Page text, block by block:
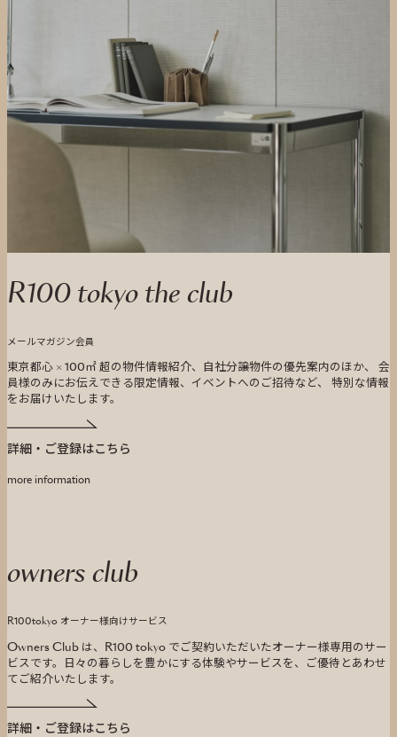
R100 tokyo the club
メールマガジン会員
東京都心 × 100㎡ 超の物件情報紹介、自社分譲物件の優先案内のほか、 会
員様のみにお伝えできる限定情報、イベントへのご招待など、 特別な情報
をお届けいたします。
詳細・ご登録はこちら
more information
owners club
R100tokyo オーナー様向けサービス
Owners Club は、R100 tokyo でご契約いただいたオーナー様専用のサー
ビスです。
日々の暮らしを豊かにする体験やサービスを、ご優待とあわせ
てご紹介いたします。
詳細・ご登録はこちら